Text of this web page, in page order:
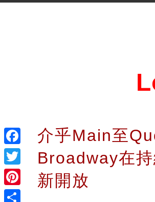
Facebook
Twitter
Pinterest
介乎Main至
Broadway在
新開放